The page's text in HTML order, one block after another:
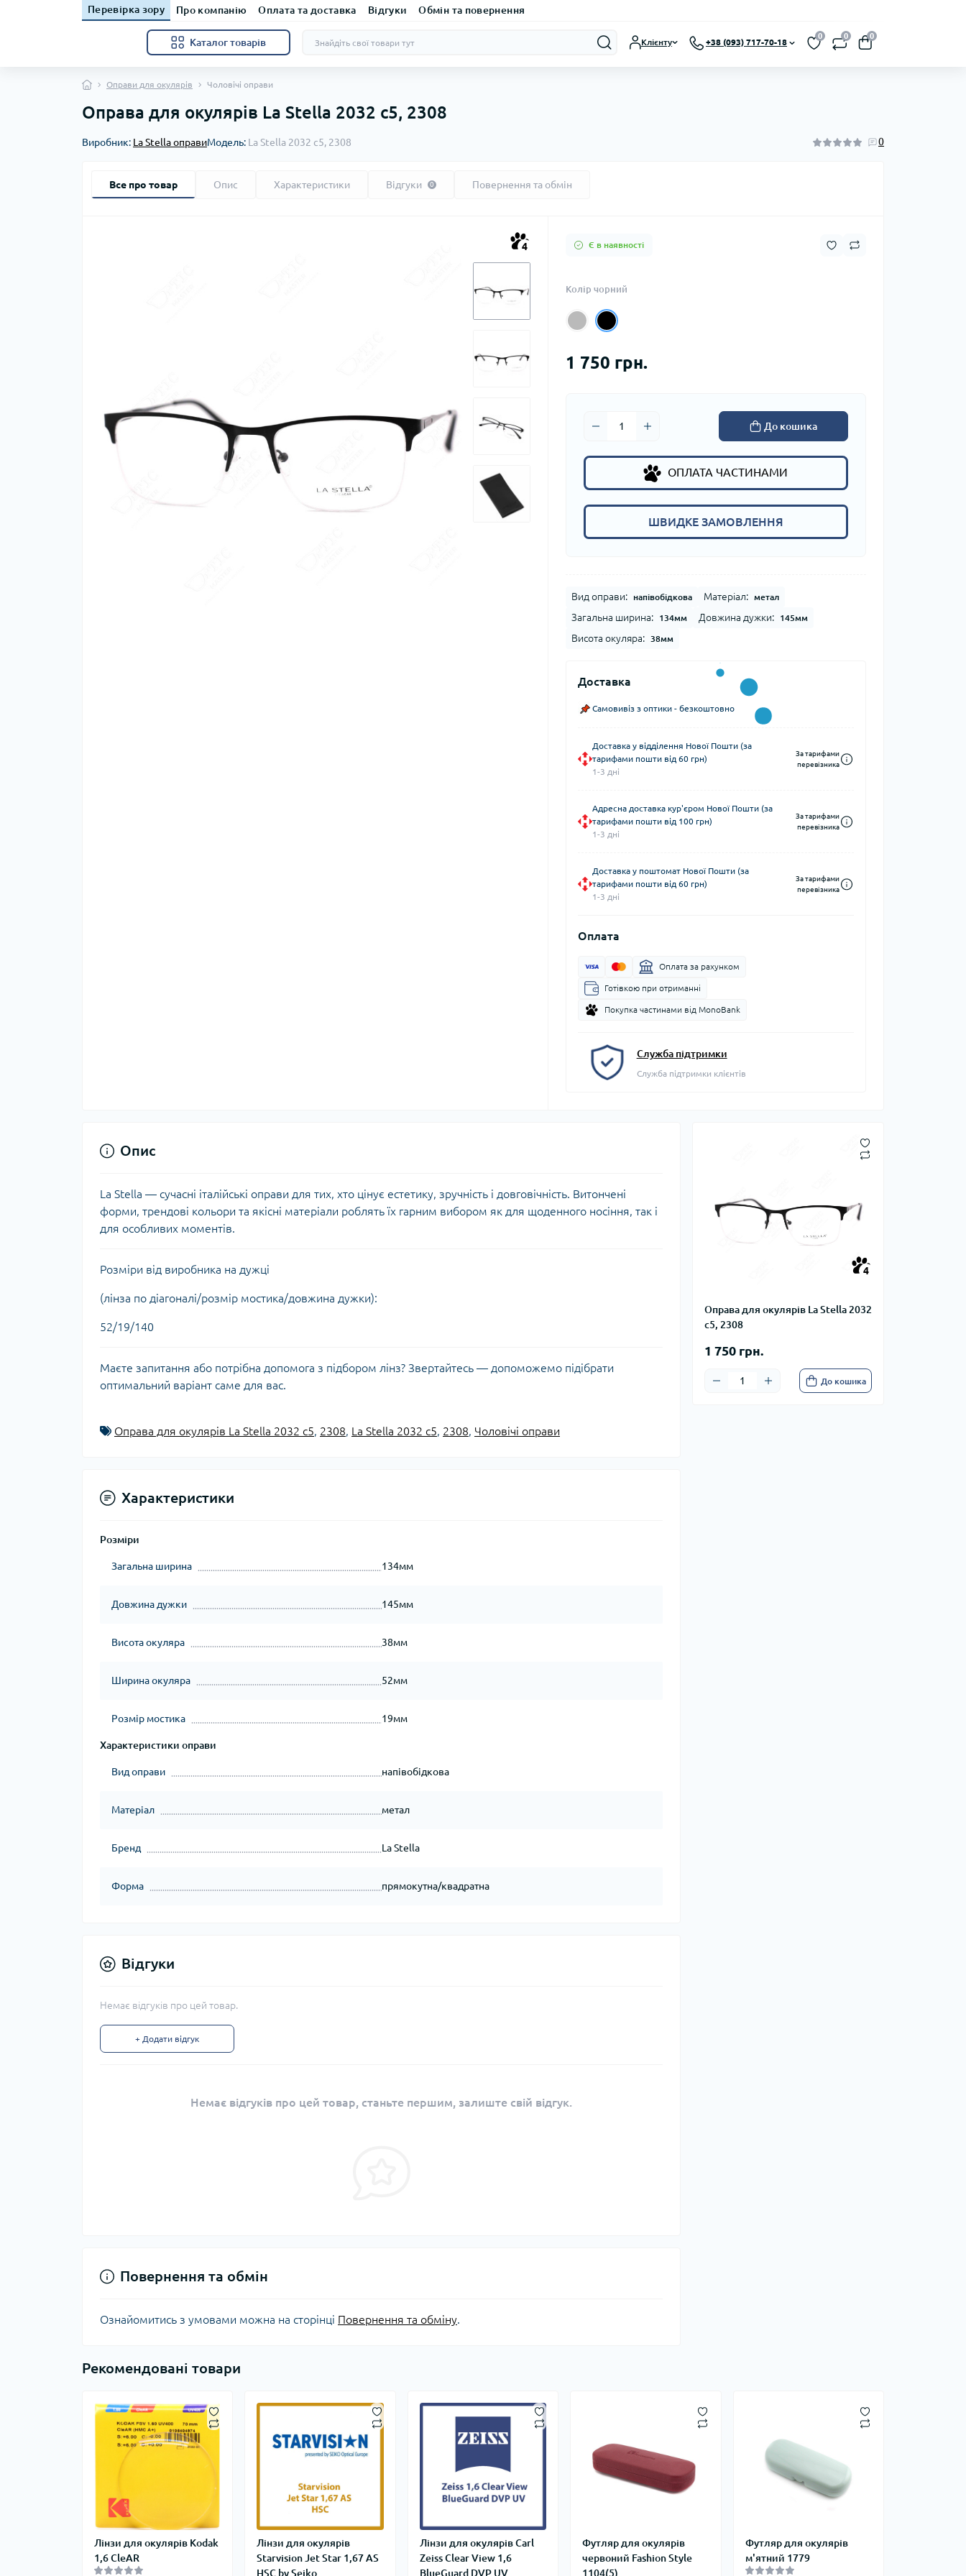
Перевірка зору Про компанію Оплата та доставка Відгуки Обмін та повернення
Каталог товарів Клієнту +38 (093) 717-70-18
0 0 0
Оправи для окулярів Чоловічі оправи
Оправа для окулярів La Stella 2032 c5, 2308
Виробник: La Stella оправиМодель: La Stella 2032 c5, 2308 0
Все про товар Опис Характеристики Відгуки 0 Повернення та обмін
4 Є в наявності
Колір чорний
1 750 грн.
До кошика
ОПЛАТА ЧАСТИНАМИ
ШВИДКЕ ЗАМОВЛЕННЯ
Вид оправи: напівобідкова Матеріал: метал
Загальна ширина: 134мм Довжина дужки: 145мм
Висота окуляра: 38мм
Доставка
Самовивіз з оптики - безкоштовно
Доставка у відділення Нової Пошти (за
тарифами пошти від 60 грн)
1-3 дні
За тарифами
перевізника
Адресна доставка кур'єром Нової Пошти (за
тарифами пошти від 100 грн)
1-3 дні
За тарифами
перевізника
Доставка у поштомат Нової Пошти (за
тарифами пошти від 60 грн)
1-3 дні
За тарифами
перевізника
Оплата
Оплата за рахунком
Готівкою при отриманні
Покупка частинами від MonoBank
Служба підтримки
Служба підтримки клієнтів
4
Оправа для окулярів La Stella 2032
c5, 2308
1 750 грн.
До кошика
Опис
La Stella — сучасні італійські оправи для тих, хто цінує естетику, зручність і довговічність. Витончені
форми, трендові кольори та якісні матеріали роблять їх гарним вибором як для щоденного носіння, так і
для особливих моментів.
Розміри від виробника на дужці
(лінза по діагоналі/розмір мостика/довжина дужки):
52/19/140
Маєте запитання або потрібна допомога з підбором лінз? Звертайтесь — допоможемо підібрати
оптимальний варіант саме для вас.
Оправа для окулярів La Stella 2032 c5, 2308, La Stella 2032 c5, 2308, Чоловічі оправи
Характеристики
Розміри
Загальна ширина 134мм
Довжина дужки 145мм
Висота окуляра 38мм
Ширина окуляра 52мм
Розмір мостика 19мм
Характеристики оправи
Вид оправи напівобідкова
Матеріал метал
Бренд La Stella
Форма прямокутна/квадратна
Відгуки
Немає відгуків про цей товар.
+ Додати відгук
Немає відгуків про цей товар, станьте першим, залиште свій відгук.
Повернення та обмін
Ознайомитись з умовами можна на сторінці Повернення та обміну.
Рекомендовані товари
Лінзи для окулярів Kodak
1,6 CleAR
Лінзи для окулярів
Starvision Jet Star 1,67 AS
HSC by Seiko
Лінзи для окулярів Carl
Zeiss Clear View 1,6
BlueGuard DVP UV
Футляр для окулярів
червоний Fashion Style
1104(5)
Футляр для окулярів
м'ятний 1779